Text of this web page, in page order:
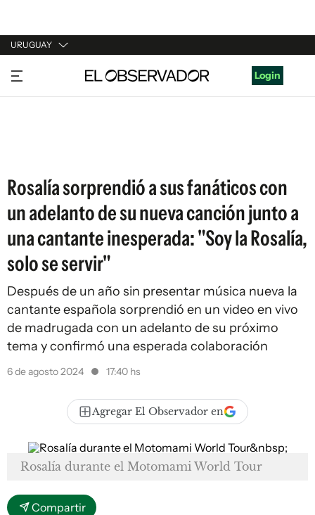
URUGUAY
URUGUAY
ARGENTINA
Login
Rosalía sorprendió a sus fanáticos con
un adelanto de su nueva canción junto a
una cantante inesperada: "Soy la Rosalía,
solo se servir"
Después de un año sin presentar música nueva la
cantante española sorprendió en un video en vivo
de madrugada con un adelanto de su próximo
tema y confirmó una esperada colaboración
6 de agosto 2024 17:40 hs
Agregar El Observador en
Rosalía durante el Motomami World Tour
Compartir